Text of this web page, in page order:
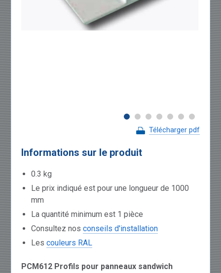
Télécharger pdf
Informations sur le produit
0.3 kg
Le prix indiqué est pour une longueur de 1000
mm
La quantité minimum est 1 pièce
Consultez nosconseils d'installation
Lescouleurs RAL
PCM612 Profils pour panneaux sandwich